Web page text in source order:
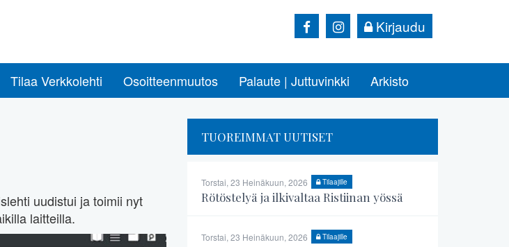
Kirjaudu
Tilaa Verkkolehti Osoitteenmuutos Palaute | Juttuvinkki Arkisto
uudistui ja toimii nyt
laitteilla.
TUOREIMMAT UUTISET
Torstai, 23 Heinäkuun, 2026 Tilaajille
Rötöstelyä ja ilkivaltaa Ristiinan yössä
Torstai, 23 Heinäkuun, 2026 Tilaajille